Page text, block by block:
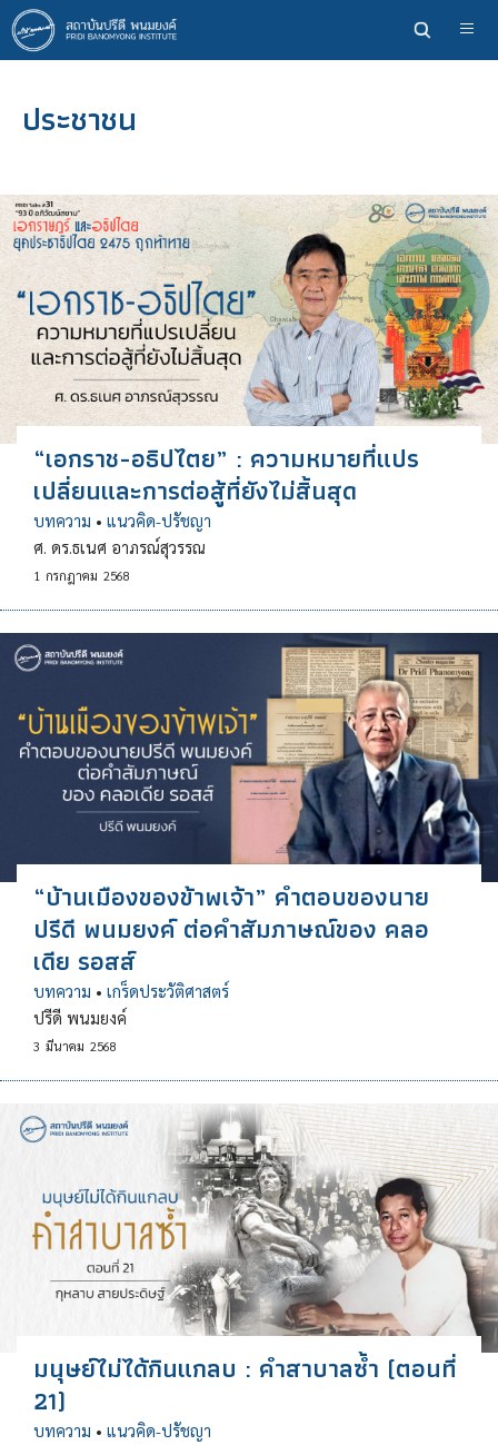
ข้าม
ไป
ยัง
หลักประชาชน
“เอกราช-อธิปไตย” : ความหมายที่แปร
เปลี่ยนและการต่อสู้ที่ยังไม่สิ้นสุด
บทความ • แนวคิด-ปรัชญา
ศ. ดร.ธเนศ อาภรณ์สุวรรณ
1 กรกฎาคม 2568
“บ้านเมืองของข้าพเจ้า” คำตอบของนาย
ปรีดี พนมยงค์ ต่อคำสัมภาษณ์ของ คลอ
เดีย รอสส์
บทความ • เกร็ดประวัติศาสตร์
ปรีดี พนมยงค์
3 มีนาคม 2568
มนุษย์ไม่ได้กินแกลบ : คำสาบาลซ้ำ (ตอนที่
21)
บทความ • แนวคิด-ปรัชญา